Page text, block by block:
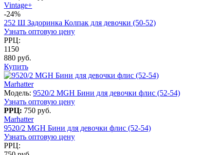
Vintage+
-24%
252 Ш Задоринка Колпак для девочки (50-52)
Узнать оптовую цену
РРЦ:
1150
880 руб.
Купить
Marhatter
Модель: 9520/2 MGH Бини для девочки флис (52-54)
Узнать оптовую цену
РРЦ: 750 руб.
Marhatter
9520/2 MGH Бини для девочки флис (52-54)
Узнать оптовую цену
РРЦ: